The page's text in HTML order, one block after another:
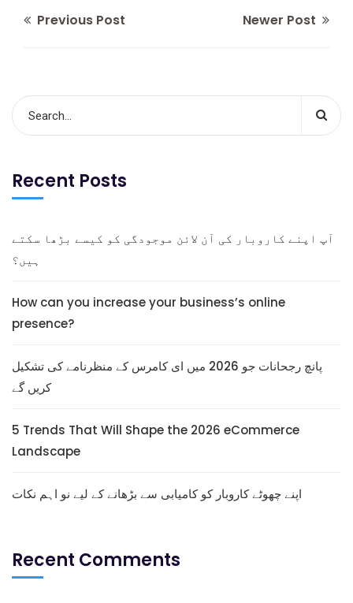
Previous Post Newer Post
Recent Posts
آپ اپنے کاروبار کی آن لائن موجودگی کو کیسے بڑھا سکتے
ہیں؟
How can you increase your business’s online
presence?
پانچ رجحانات جو 2026 میں ای کامرس کے منظرنامے کی تشکیل
کریں گے
5 Trends That Will Shape the 2026 eCommerce
Landscape
اپنے چھوٹے کاروبار کو کامیابی سے بڑھانے کے لیے نو اہم نکات
Recent Comments